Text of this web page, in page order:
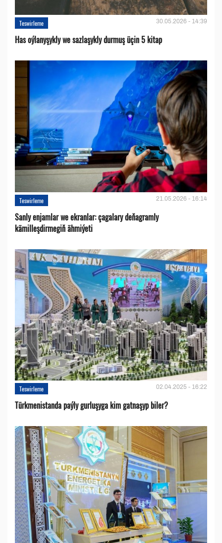
Teswirleme 30.05.2026 - 14:39
Has oýlanyşykly we sazlaşykly durmuş üçin 5 kitap
Teswirleme 21.05.2026 - 16:14
Sanly enjamlar we ekranlar: çagalary deňagramly
kämilleşdirmegiň ähmiýeti
Teswirleme 02.04.2025 - 16:22
Türkmenistanda paýly gurluşyga kim gatnaşyp biler?